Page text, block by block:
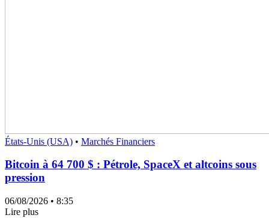
États-Unis (USA) • Marchés Financiers
Bitcoin à 64 700 $ : Pétrole, SpaceX et altcoins sous
pression
06/08/2026 • 8:35
Lire plus